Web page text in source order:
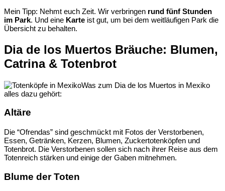
Mein Tipp: Nehmt euch Zeit. Wir verbringen rund fünf Stunden
im Park. Und eine Karte ist gut, um bei dem weitläufigen Park die
Übersicht zu behalten.
Dia de los Muertos Bräuche: Blumen,
Catrina & Totenbrot
Was zum Dia de los Muertos in Mexiko
alles dazu gehört:
Altäre
Die “Ofrendas” sind geschmückt mit Fotos der Verstorbenen,
Essen, Getränken, Kerzen, Blumen, Zuckertotenköpfen und
Totenbrot. Die Verstorbenen sollen sich nach ihrer Reise aus dem
Totenreich stärken und einige der Gaben mitnehmen.
Blume der Toten